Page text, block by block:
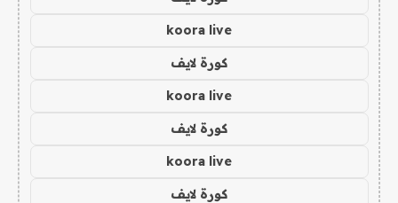
koora live
كورة لايف
koora live
كورة لايف
koora live
كورة لايف